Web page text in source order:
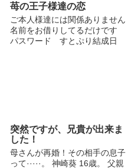
なかったり… パスワードはsnr
さんの生年月日です 計8文字
(nmmnですので気をつけて
ね！) という訳で、これからも
苺の王子様達の恋
ご本人様達には関係ありません
名前をお借りしてるだけです
パスワード すとぷり結成日
突然ですが、兄貴が出来ま
した！
母さんが再婚！その相手の息子
って·····。 神崎葵 16歳。 父親